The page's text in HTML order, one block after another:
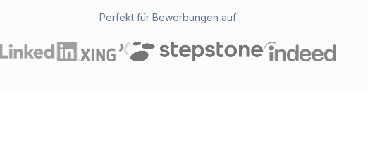
Perfekt für Bewerbungen auf